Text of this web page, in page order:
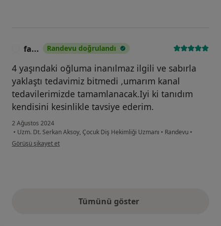
fa... Randevu doğrulandı
4 yaşındaki oğluma inanılmaz ilgili ve sabırla
yaklaştı tedavimiz bitmedi ,umarım kanal
tedavilerimizde tamamlanacak.Iyi ki tanıdım
kendisini kesinlikle tavsiye ederim.
2 Ağustos 2024
• Uzm. Dt. Serkan Aksoy, Çocuk Diş Hekimliği Uzmanı • Randevu •
kullanıcının görüşüne göre fa...
Görüşü şikayet et
Tümünü gösteryukarıdaki görüşler